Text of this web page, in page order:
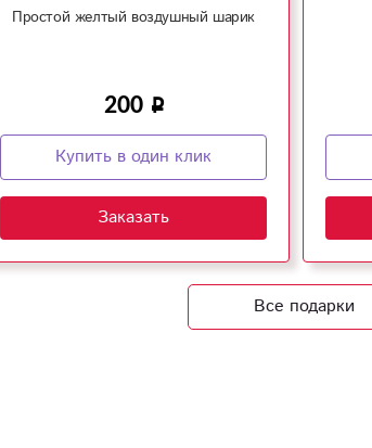
Простой желтый воздушный шарик
200
Купить в один клик
Заказать
Все подарки